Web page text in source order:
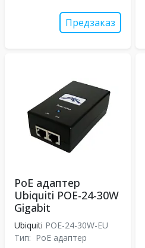
Предзаказ
PoE адаптер
Ubiquiti POE-24-30W
Gigabit
Ubiquiti POE-24-30W-EU
Тип: PoE адаптер